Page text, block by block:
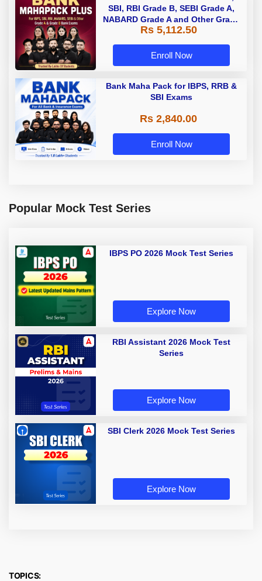
SBI, RBI Grade B, SEBI Grade A,
NABARD Grade A and Other Grade
A & Grade B Bank Exams
Rs 5,112.50
Enroll Now
Bank Maha Pack for IBPS, RRB &
SBI Exams
Rs 2,840.00
Enroll Now
Popular Mock Test Series
IBPS PO 2026 Mock Test Series
Explore Now
RBI Assistant 2026 Mock Test
Series
Explore Now
SBI Clerk 2026 Mock Test Series
Explore Now
TOPICS: